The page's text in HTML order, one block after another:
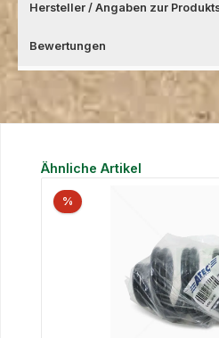
Hersteller / Angaben zur
Bewertungen
Produktgalerie überspringen
Ähnliche Artikel
%